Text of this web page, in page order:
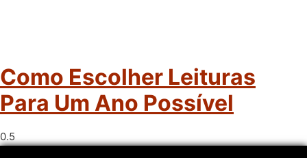
Como Escolher Leituras
Para Um Ano Possível